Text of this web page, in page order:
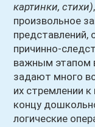
картинки, стихи)
произвольное
представлений,
причинно-
важным этапом
задают много
их стремлении
концу
логические